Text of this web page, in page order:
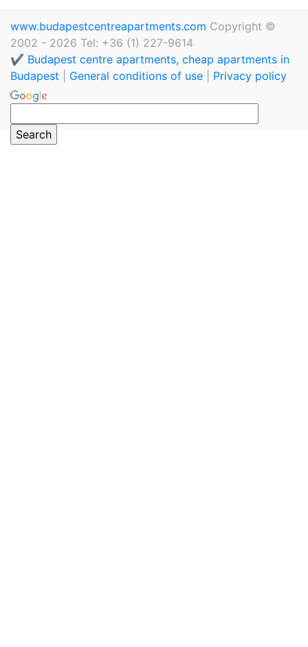
www.budapestcentreapartments.com Copyright ©
2002 - 2026 Tel: +36 (1) 227-9614
✔️ Budapest centre apartments, cheap apartments in
Budapest
General conditions of use Privacy policy